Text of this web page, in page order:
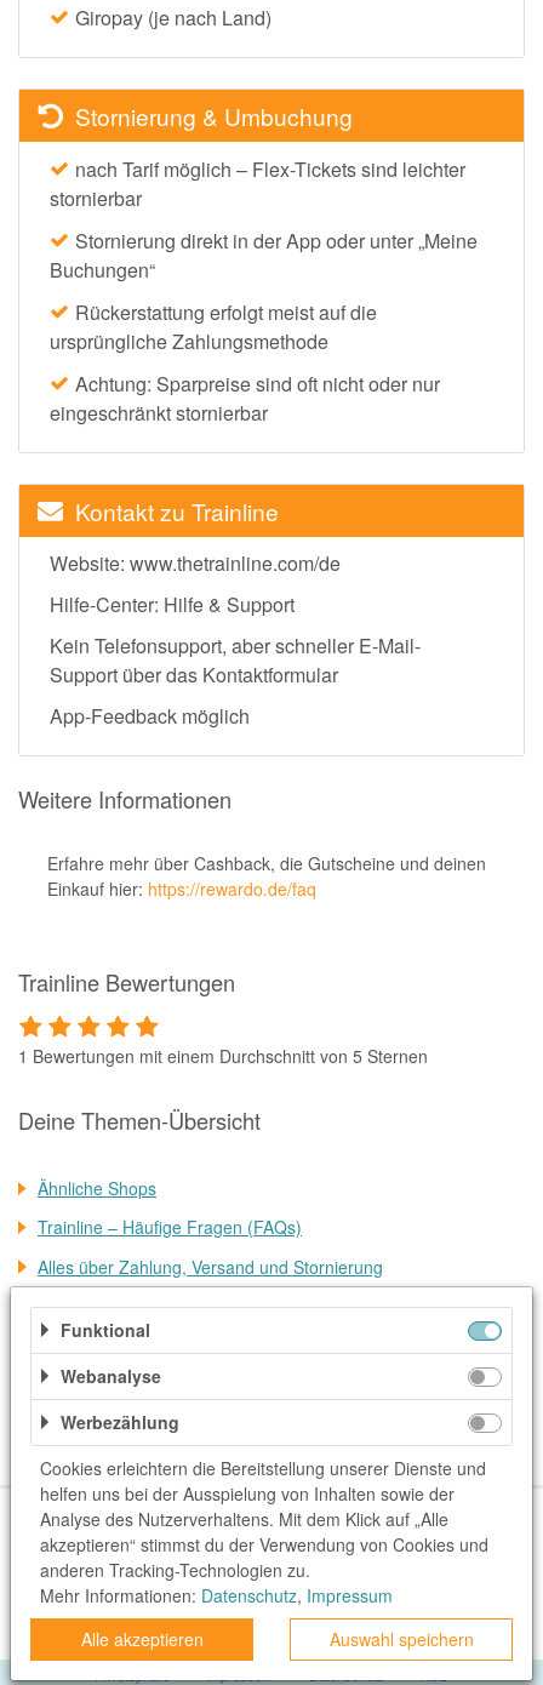
Giropay (je nach Land)
Stornierung & Umbuchung
nach Tarif möglich – Flex-Tickets sind leichter
stornierbar
Stornierung direkt in der App oder unter „Meine
Buchungen“
Rückerstattung erfolgt meist auf die
ursprüngliche Zahlungsmethode
Achtung: Sparpreise sind oft nicht oder nur
eingeschränkt stornierbar
Kontakt zu Trainline
Website: www.thetrainline.com/de
Hilfe-Center: Hilfe & Support
Kein Telefonsupport, aber schneller E-Mail-
Support über das Kontaktformular
App-Feedback möglich
Weitere Informationen
Erfahre mehr über Cashback, die Gutscheine und deinen
Einkauf hier: https://rewardo.de/faq
Trainline Bewertungen
1 Bewertungen mit einem Durchschnitt von 5 Sternen
Deine Themen-Übersicht
Ähnliche Shops
Trainline – Häufige Fragen (FAQs)
Alles über Zahlung, Versand und Stornierung
Weitere Informationen
Kategorien
Auto, Motorrad & Transport
Reise & Urlaub
Über uns Unser Team FAQ blog.rewardo.de
Kontakt
Shops
Sonderaktionen Kategorien
Beste Gutscheine
Neueste Gutscheine
Top Gutscheine
rewardo.ch
rewardo.at
Funktional
Webanalyse
Werbezählung
Cookies erleichtern die Bereitstellung unserer Dienste und
helfen uns bei der Ausspielung von Inhalten sowie der
Analyse des Nutzerverhaltens. Mit dem Klick auf „Alle
akzeptieren“ stimmst du der Verwendung von Cookies und
anderen Tracking-Technologien zu.
Mehr Informationen: Datenschutz, Impressum
Alle akzeptieren
Auswahl speichern